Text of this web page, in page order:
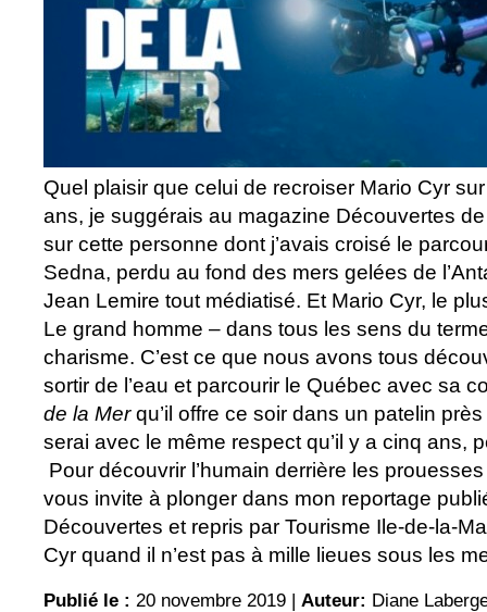
Quel plaisir que celui de recroiser Mario Cyr
ans, je suggérais au magazine Découvertes
sur cette personne dont j’avais croisé le
Sedna, perdu au fond des mers gelées de
Jean Lemire tout médiatisé. Et Mario Cyr, le
Le grand homme – dans tous les sens du
charisme. C’est ce que nous avons tous
sortir de l’eau et parcourir le Québec avec sa
de la Merqu’il offre ce soir dans un patelin près
serai avec le même respect qu’il y a cinq ans,
Pour découvrir l’humain derrière les
vous invite à plonger dans mon reportage
Découvertes et repris par Tourisme Ile-de-la-
Cyr quand il n’est pas à mille lieues sous les
Publié le : 20 novembre 2019 | Auteur: Diane